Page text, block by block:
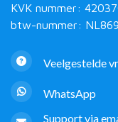
KVK nummer:
btw-nummer:
Veelgestelde
WhatsApp
Support via